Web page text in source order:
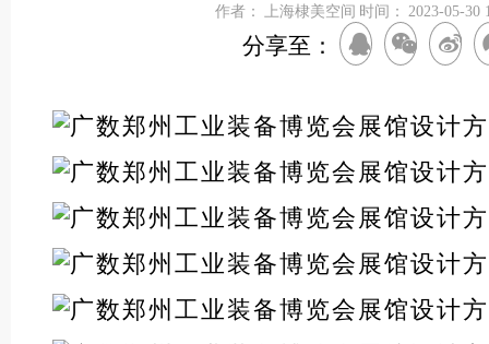
作者： 上海棣美空间 时间： 2023-05-30
分享至：